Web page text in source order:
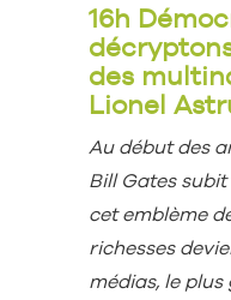
16h
des
Lionel
Au début des
Bill Gates
cet emblème
richesses
médias, le